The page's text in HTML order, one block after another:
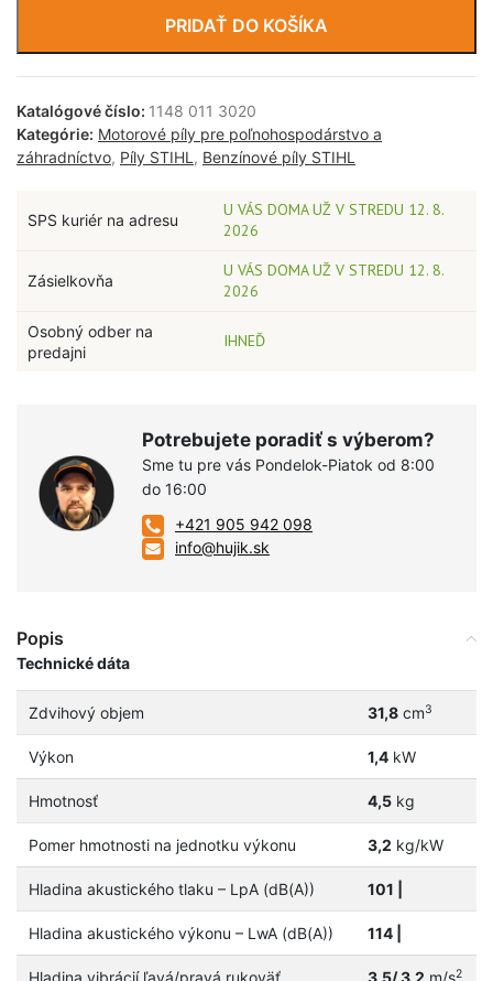
PRIDAŤ DO KOŠÍKA
Katalógové číslo: 1148 011 3020
Kategórie: Motorové píly pre poľnohospodárstvo a
záhradníctvo, Píly STIHL , Benzínové píly STIHL
SPS kuriér na adresu
U VÁS DOMA UŽ V STREDU 12. 8.
2026
Zásielkovňa
U VÁS DOMA UŽ V STREDU 12. 8.
2026
Osobný odber na
predajni
IHNEĎ
Potrebujete poradiť s výberom?
Sme tu pre vás Pondelok-Piatok od 8:00
do 16:00
+421 905 942 098
info@hujik.sk
Popis
Technické dáta
Zdvihový objem 31,8cm3
Výkon 1,4kW
Hmotnosť 4,5kg
Pomer hmotnosti na jednotku výkonu 3,2 kg/kW
Hladina akustického tlaku – LpA (dB(A)) 101 |
Hladina akustického výkonu – LwA (dB(A)) 114 |
2